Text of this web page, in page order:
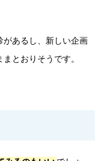
があるし、新しい企画
とおりそうです。